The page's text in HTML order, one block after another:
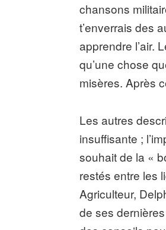
chansons
t’enverrais des
apprendre l’air.
qu’une chose
misères. Après
Les autres
insuffisante ;
souhait de la «
restés entre les
Agriculteur,
de ses